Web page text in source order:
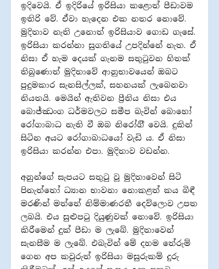
ඉදිවෙයි. ඒ ඉදිරියේ ඉරිසියා කළොත් පීඩාවම
ඉතිරි වේ. ඒවා හැදෙන එක නතර නොවේ.
මුදිතාව නැති උනොත් ඉරිසියාව ගොඩ ගැසේ.
ඉරිසියා කරන්නා සුගතියේ උපදින්නේ නැත. ඒ
නිසා ඒ හැම දෙයක් ගැනම සතුටුවන හිතක්
තිබුණොත් මුදිතාවේ ආනුභාවයෙන් ඔබට
පුදුමකාර සැනසිල්ලක්, සහනයක් ලැබෙනවා
නියතයි. මෙයින් ඇතිවන ප්‍රීතිය නිසා එය
බොජ්ඣංග ධර්මවලට සමීප බැවින් බොහෝ
රෝගාබාධ නැති වී ඔබ නිරෝගිී වෙයි. දුකින්
සිටින අයට රෝගාබාධයෝ වැඩි ය. ඒ නිසා
ඉරිසියා කරන්න එපා. මුදිතාව වඩන්න.
අනුන්ගේ සැපයට සතුටු වූ මුදිතාවෙන් සිටි
පිනැත්තෝ ධ්‍යාන භාවනා නොකළත් කය බිඳී
මරණින් මත්තේ නිම්මාණරතී දෙව්ලොව උපත
ලබයි. එය සුළුපටු දියුණුවක් නොවේ. ඉරිසියා
කිරීමෙන් දුක් පීඩා ම ලැබේ. මුදිතාවෙන්
සැනසීම ම ලැබේ. එබැවින් මේ දහම තේරුම්
ගෙන අප කවුරුත් ඉරිසියා මසුරුකම් දුරු